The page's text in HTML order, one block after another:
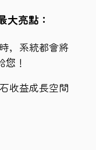
大亮點：
，系統都會將
您！
收益成長空間